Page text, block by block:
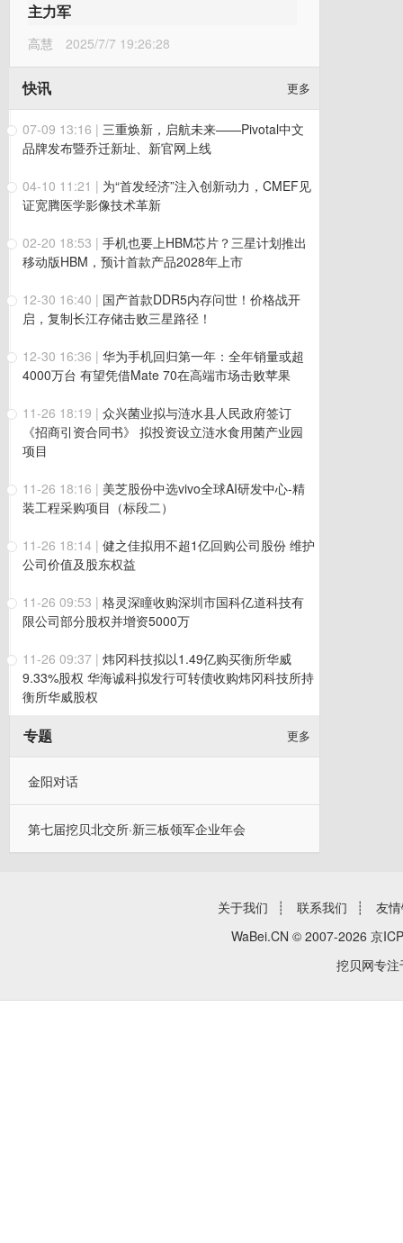
主力军
高慧 2025/7/7 19:26:28
快讯 更多
07-09 13:16 | 三重焕新，启航未来——Pivotal中文
品牌发布暨乔迁新址、新官网上线
04-10 11:21 | 为“首发经济”注入创新动力，CMEF见
证宽腾医学影像技术革新
02-20 18:53 | 手机也要上HBM芯片？三星计划推出
移动版HBM，预计首款产品2028年上市
12-30 16:40 | 国产首款DDR5内存问世！价格战开
启，复制长江存储击败三星路径！
12-30 16:36 | 华为手机回归第一年：全年销量或超
4000万台 有望凭借Mate 70在高端市场击败苹果
11-26 18:19 | 众兴菌业拟与涟水县人民政府签订
《招商引资合同书》 拟投资设立涟水食用菌产业园
项目
11-26 18:16 | 美芝股份中选vivo全球AI研发中心-精
装工程采购项目（标段二）
11-26 18:14 | 健之佳拟用不超1亿回购公司股份 维护
公司价值及股东权益
11-26 09:53 | 格灵深瞳收购深圳市国科亿道科技有
限公司部分股权并增资5000万
11-26 09:37 | 炜冈科技拟以1.49亿购买衡所华威
9.33%股权 华海诚科拟发行可转债收购炜冈科技所持
衡所华威股权
专题 更多
金阳对话
第七届挖贝北交所·新三板领军企业年会
关于我们 ┊ 联系我们 ┊
友
WaBei.CN © 2007-2026 京
挖贝网专